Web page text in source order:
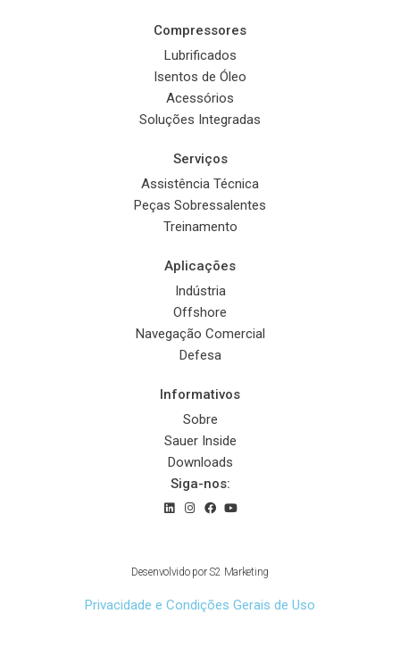
Compressores
Lubrificados
Isentos de Óleo
Acessórios
Soluções Integradas
Serviços
Assistência Técnica
Peças Sobressalentes
Treinamento
Aplicações
Indústria
Offshore
Navegação Comercial
Defesa
Informativos
Sobre
Sauer Inside
Downloads
Siga-nos:
Desenvolvido porS2 Marketing
Privacidade e Condições Gerais de Uso